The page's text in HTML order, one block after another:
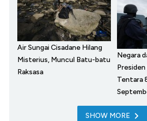
Air Sungai Cisadane Hilang
Misterius, Muncul Batu-batu
Raksasa
Negara
Presiden
Tentara
SHOW MORE